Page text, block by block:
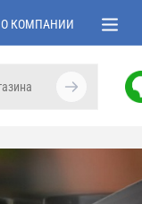
О КОМПАНИИ